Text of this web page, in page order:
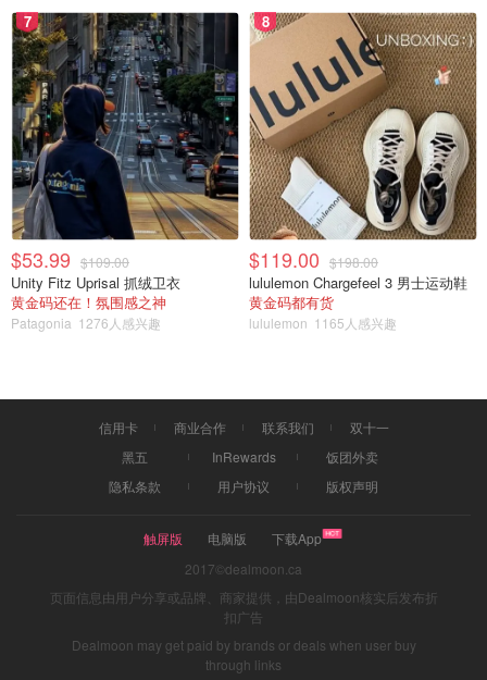
6.Complete Blink-N-Clean 滴眼液，隐形眼镜适用
Blink-N-Clean 隐形眼镜专用滴剂
$88.57 购买
如果你平时佩戴隐形眼镜，但是觉得眼睛干的话，一定要选
7
$53.99 $109.00
Unity Fitz Uprisal 抓绒卫衣
黄金码还在！氛围感之神
Patagonia 1276人感兴趣
8
$119.00 $198.00
lululemon Chargefeel 3 男士运动鞋
黄金码都有货
lululemon 1165人感兴趣
信用卡 商业合作 联系我们
双十一
黑五
InRewards
饭团外卖
隐私条款
用户协议 版权声明
触屏版 电脑版
下载App
2017©dealmoon.ca
页面信息由用户分享或品牌、商家提供，由Dealmoon核实后发布折
扣广告
Dealmoon may get paid by brands or deals when user buy
through links